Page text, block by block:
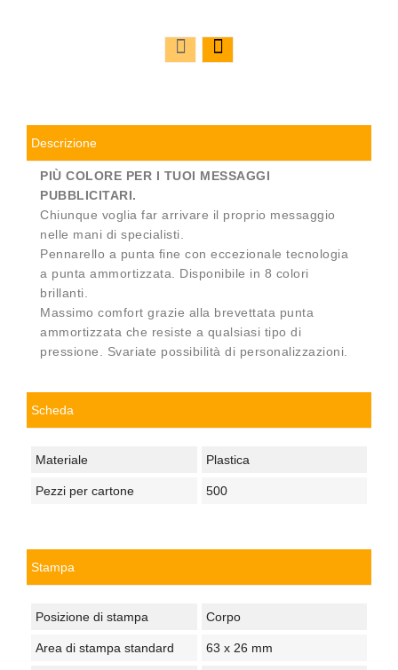
Descrizione
PIÙ COLORE PER I TUOI MESSAGGI
PUBBLICITARI.
Chiunque voglia far arrivare il proprio messaggio
nelle mani di specialisti.
Pennarello a punta fine con eccezionale tecnologia
a punta ammortizzata. Disponibile in 8 colori
brillanti.
Massimo comfort grazie alla brevettata punta
ammortizzata che resiste a qualsiasi tipo di
pressione. Svariate possibilità di personalizzazioni.
Scheda
Materiale Plastica
Pezzi per cartone 500
Stampa
Posizione di stampa Corpo
Area di stampa standard 63 x 26 mm